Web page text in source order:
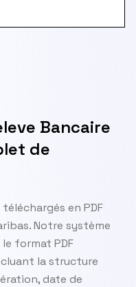
Bancaire
de
en PDF
Notre système
format PDF
la structure
date de